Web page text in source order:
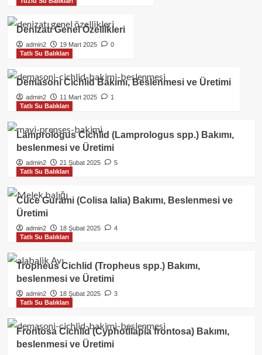
Denizatı Genel Özellikleri
admin2 19 Mart 2025
0
Tatlı Su Balıkları
Demasoni Cichlid Bakımı, Beslenmesi ve Üretimi
admin2 11 Mart 2025
1
Tatlı Su Balıkları
Lamprologus Cichlid (Lamprologus spp.) Bakımı,
beslenmesi ve Üretimi
admin2 21 Şubat 2025
5
Tatlı Su Balıkları
Cüce Gurami (Colisa lalia) Bakımı, Beslenmesi ve
Üretimi
admin2 18 Şubat 2025
4
Tatlı Su Balıkları
Tropheus Cichlid (Tropheus spp.) Bakımı,
beslenmesi ve Üretimi
admin2 18 Şubat 2025
3
Tatlı Su Balıkları
Frontosa Cichlid (Cyphotilapia frontosa) Bakımı,
beslenmesi ve Üretimi